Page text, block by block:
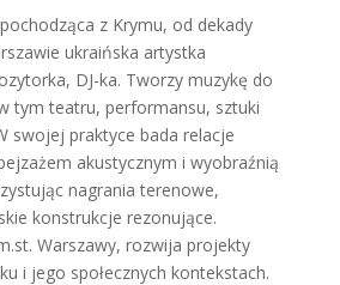
z Krymu, od dekady
ukraińska artystka
DJ-ka. Tworzy muzykę do
tym teatru, performansu, sztuki
swojej praktyce bada relacje
akustycznym i wyobraźnią
nagrania terenowe,
konstrukcje rezonujące.
Warszawy, rozwija projekty
i jego społecznych kontekstach.